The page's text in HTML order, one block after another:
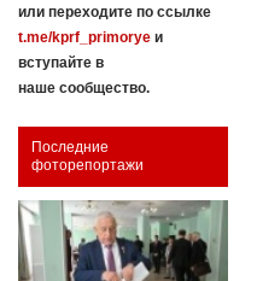
или переходите по ссылке
t.me/kprf_primorye и
вступайте в
наше сообщество.
Последние
фоторепортажи